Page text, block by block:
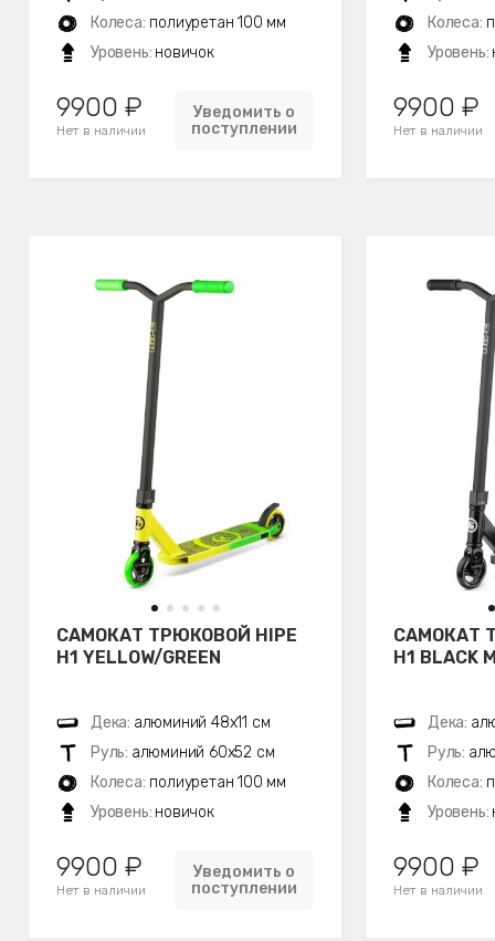
Колеса: полиуретан 100 мм
Уровень: новичок
9900 ₽
Нет в наличии
Уведомить о
поступлении
Колеса:
Уровень:
9900 ₽
Нет в наличии
САМОКАТ ТРЮКОВОЙ HIPE
H1 YELLOW/GREEN
Дека: алюминий 48х11 см
Руль: алюминий 60х52 см
Колеса: полиуретан 100 мм
Уровень: новичок
9900 ₽
Нет в наличии
Уведомить о
поступлении
САМОКАТ
H1 BLACK
Дека:
Руль:
Колеса:
Уровень:
9900 ₽
Нет в наличии